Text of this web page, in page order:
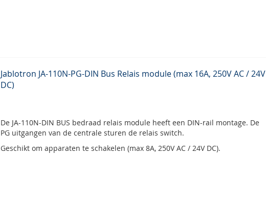
Jablotron JA-110N-PG-DIN Bus Relais module (max 16A, 250V AC / 24V
DC)
De JA-110N-DIN BUS bedraad relais module heeft een DIN-rail montage. De
PG uitgangen van de centrale sturen de relais switch.
Geschikt om apparaten te schakelen (max 8A, 250V AC / 24V DC).